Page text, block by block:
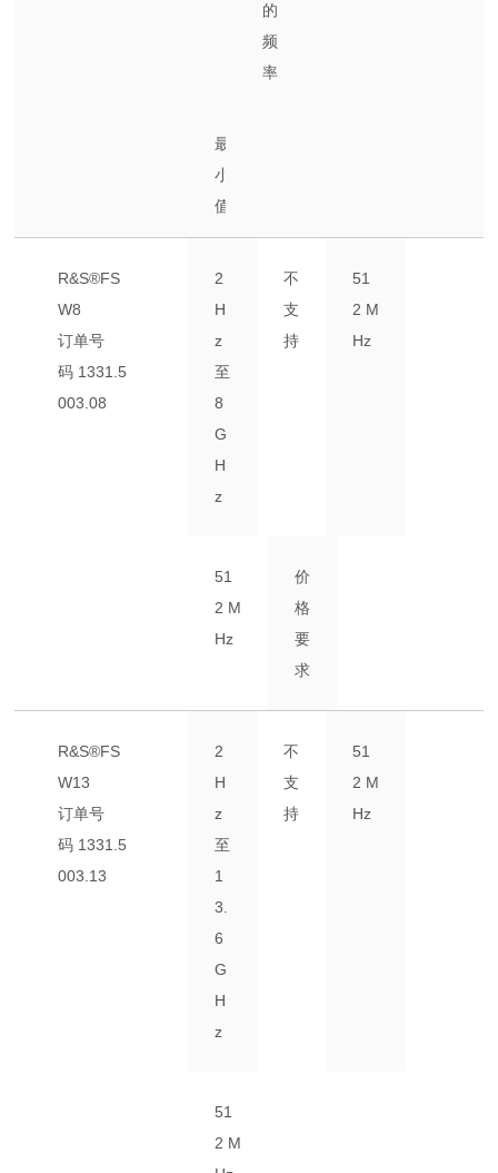
的
频
率
最
小
值
R&S®FS
W8
订单号
码 1331.5
003.08
2
H
z
至
8
G
H
z
不
支
持
51
2 M
Hz
51
2 M
Hz
价
格
要
求
R&S®FS
W13
订单号
码 1331.5
003.13
2
H
z
至
1
3.
6
G
H
z
不
支
持
51
2 M
Hz
51
2 M